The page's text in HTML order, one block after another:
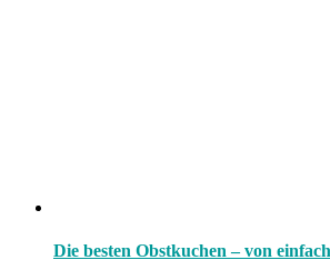
Die besten Obstkuchen – von